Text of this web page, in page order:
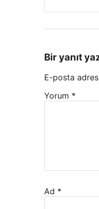
Bir yanıt
E-posta
Yorum *
Ad *